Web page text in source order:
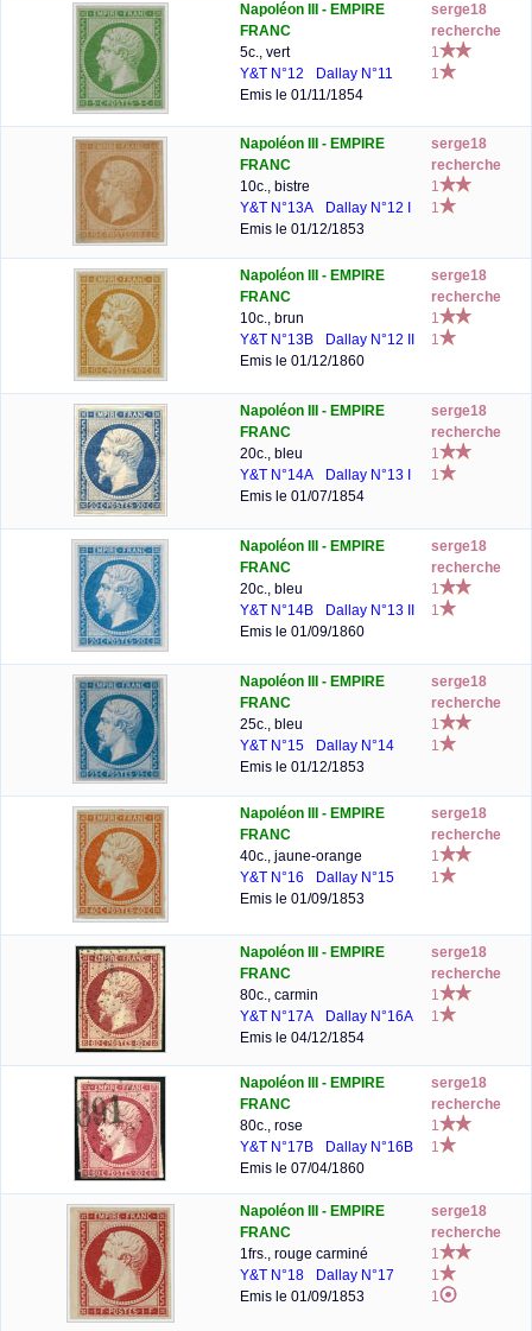
Napoléon III - EMPIRE
FRANC
5c., vert
Y&T N°12
Dallay N°11
Emis le 01/11/1854
serge18
recherche
1
1
Napoléon III - EMPIRE
FRANC
10c., bistre
Y&T N°13A
Dallay N°12 I
Emis le 01/12/1853
serge18
recherche
1
1
Napoléon III - EMPIRE
FRANC
10c., brun
Y&T N°13B
Dallay N°12 II
Emis le 01/12/1860
serge18
recherche
1
1
Napoléon III - EMPIRE
FRANC
20c., bleu
Y&T N°14A
Dallay N°13 I
Emis le 01/07/1854
serge18
recherche
1
1
Napoléon III - EMPIRE
FRANC
20c., bleu
Y&T N°14B
Dallay N°13 II
Emis le 01/09/1860
serge18
recherche
1
1
Napoléon III - EMPIRE
FRANC
25c., bleu
Y&T N°15
Dallay N°14
Emis le 01/12/1853
serge18
recherche
1
1
Napoléon III - EMPIRE
FRANC
40c., jaune-orange
Y&T N°16
Dallay N°15
Emis le 01/09/1853
serge18
recherche
1
1
Napoléon III - EMPIRE
FRANC
80c., carmin
Y&T N°17A
Dallay N°16A
Emis le 04/12/1854
serge18
recherche
1
1
Napoléon III - EMPIRE
FRANC
80c., rose
Y&T N°17B
Dallay N°16B
Emis le 07/04/1860
serge18
recherche
1
1
Napoléon III - EMPIRE
FRANC
1frs., rouge carminé
Y&T N°18
Dallay N°17
Emis le 01/09/1853
serge18
recherche
1
1
1